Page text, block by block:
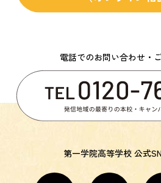
電話でのお問い合わせ・
第一学院高等学校 公式